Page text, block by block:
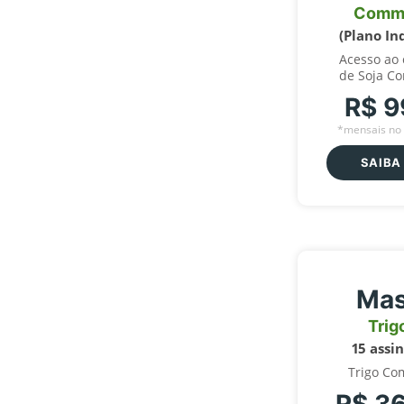
(Plano
Acesso
de Soja
R$
*mensais
15
Trigo